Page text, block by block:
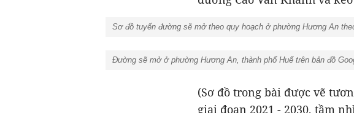
Sơ đồ tuyến đường sẽ mở theo quy hoạch ở phường Hương An
Đường sẽ mở ở phường Hương An, thành phố Huế trên bản đồ
(Sơ đồ trong bài được vẽ
giai đoạn 2021 - 2030, tầm